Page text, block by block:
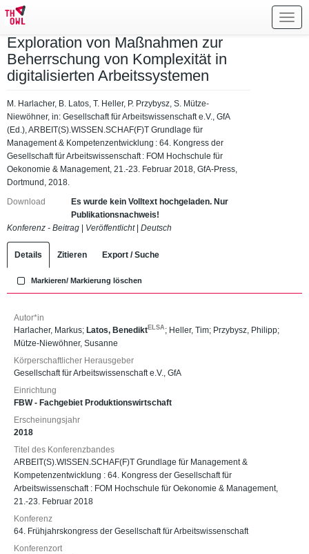
Exploration von Maßnahmen zur
Beherrschung von Komplexität in
digitalisierten Arbeitssystemen
M. Harlacher, B. Latos, T. Heller, P. Przybysz, S. Mütze-
Niewöhner, in: Gesellschaft für Arbeitswissenschaft e.V., GfA
(Ed.), ARBEIT(S).WISSEN.SCHAF(F)T Grundlage für
Management & Kompetenzentwicklung : 64. Kongress der
Gesellschaft für Arbeitswissenschaft : FOM Hochschule für
Oekonomie & Management, 21.-23. Februar 2018, GfA-Press,
Dortmund, 2018.
Download
Es wurde kein Volltext hochgeladen. Nur
Publikationsnachweis!
Konferenz - Beitrag
Veröffentlicht| Deutsch
Details Zitieren Export / Suche
Markieren/ Markierung löschen
Autor*in
Harlacher, Markus; Latos, Benedikt ELSA ; Heller, Tim; Przybysz, Philipp;
Mütze-Niewöhner, Susanne
Körperschaftlicher Herausgeber
Gesellschaft für Arbeitswissenschaft e.V., GfA
Einrichtung
FBW - Fachgebiet Produktionswirtschaft
Erscheinungsjahr
2018
Titel des Konferenzbandes
ARBEIT(S).WISSEN.SCHAF(F)T Grundlage für Management &
Kompetenzentwicklung : 64. Kongress der Gesellschaft für
Arbeitswissenschaft : FOM Hochschule für Oekonomie & Management,
21.-23. Februar 2018
Konferenz
64. Frühjahrskongress der Gesellschaft für Arbeitswissenschaft
Konferenzort